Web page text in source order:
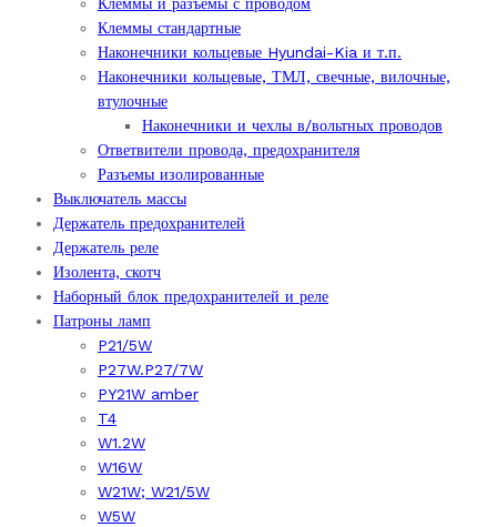
Клеммы стандартные
Наконечники кольцевые Hyundai-Kia и т.п.
Наконечники кольцевые, ТМЛ, свечные, вилочные,
втулочные
Наконечники и чехлы в/вольтных проводов
Ответвители провода, предохранителя
Разъемы изолированные
Выключатель массы
Держатель предохранителей
Держатель реле
Изолента, скотч
Наборный блок предохранителей и реле
Патроны ламп
P21/5W
P27W.P27/7W
PY21W amber
T4
W1.2W
W16W
W21W; W21/5W
W5W